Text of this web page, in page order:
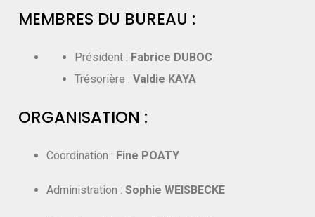
MEMBRES DU BUREAU :
Président : Fabrice DUBOC
Trésorière : Valdie KAYA
ORGANISATION :
Coordination : Fine POATY
Administration : Sophie WEISBECKE